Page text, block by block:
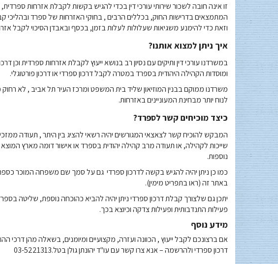
זו אינה חובה לשכור שירותי עורכי דין בכדי להגיש בקשות לקבלת אזרחות ספרדית,
המתמצאים בדרישות החוק, בכללים הרבים , בחוקי האזרחות של ספרד
וזאת כדי להימנע משגיאות שעלולות לעלות בזמן, בכסף ובאבדן הסיכוי לקבל
איך ניתן למצוא אותנו?
במשרדנו עורכי דין ותיקים עם נסיון רב בנושא ייעוץ לקבלת אזרחות ספרדית וכן
ומוסדות הקהילה היהודית בספרד במטרה לקבל דרכון ספרדי או דרכון פורטוגלי.
משרדנו ממוקם בבנין המוזיאון שליד בית המשפט ומרכז העיר תל אביב , לא
לנוח יותר מבחינת המעוניינים באזרחות.
כיצד מוכיחים קשר לספרד?
המבקש להוכיח קשר לצאצאי המגורשים יהיה רשאי להציג בין היתר , תעודה
שייכות לקהילה, או תעודה מרב קהילה יהודית בספרד או אישור דומה מארץ
נוספות.
כמו כן ניתן יהיה להגיש בקשה לדרכון ספרדי גם על סמך שם משפחה המוכר
באתר זה (ראו בתפריט מימין).
יתכן גם שלצורך קבלת דרכון ספרדי ניתן יהיה להביא כהוכחה נוספת, שליטה
פעילות התנדבותית ופעילות צדקה וכיוצא בכך.
מידע נוסף
אם ברצונכם לקבל ייעוץ , הכוונה ועזרה, מקצועיים ומיומנים, בשאלה מהן
דרכון ספרדי ולהרשמה – אנא צרו קשר עם עו"ד יהונתן גולן בטל.03-5221313